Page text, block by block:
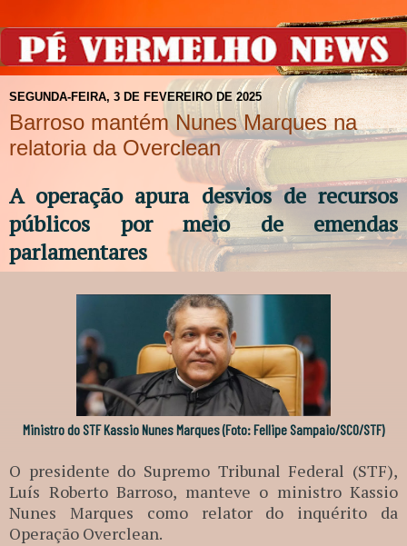
SEGUNDA-FEIRA, 3 DE FEVEREIRO DE 2025
Barroso mantém Nunes Marques na
relatoria da Overclean
A operação apura desvios de recursos
públicos por meio de emendas
parlamentares
Ministro do STF Kassio Nunes Marques (Foto: Fellipe Sampaio/SCO/STF)
O presidente do Supremo Tribunal Federal (STF),
Luís Roberto Barroso, manteve o ministro Kassio
Nunes Marques como relator do inquérito da
Operação Overclean.